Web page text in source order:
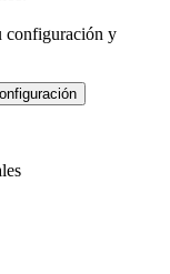
configuración y